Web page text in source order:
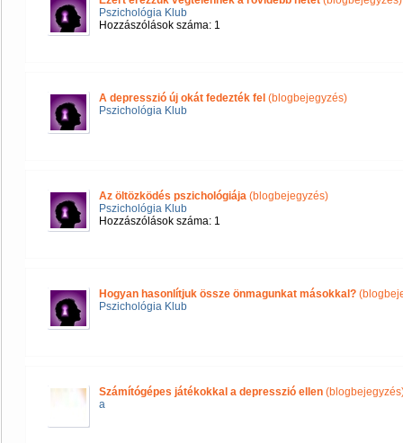
Pszichológia Klub
Hozzászólások száma: 1
A depresszió új okát fedezték fel (blogbejegyzés)
Pszichológia Klub
Az öltözködés pszichológiája (blogbejegyzés)
Pszichológia Klub
Hozzászólások száma: 1
Hogyan hasonlítjuk össze önmagunkat másokkal?
Pszichológia Klub
Számítógépes játékokkal a depresszió ellen
a